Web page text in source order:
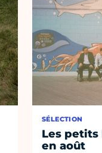
SÉLECTION
Les petits
en août